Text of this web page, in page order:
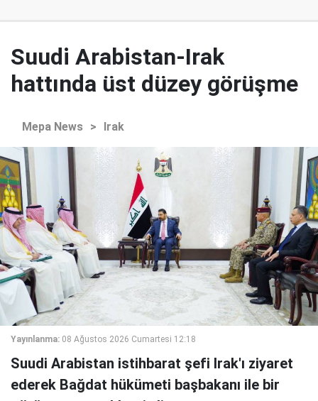
Suudi Arabistan-Irak
hattında üst düzey görüşme
Mepa News > Irak
Yayınlanma: 08 Ağustos 2026 Cumartesi 12:18
Suudi Arabistan istihbarat şefi Irak'ı ziyaret
ederek Bağdat hükümeti başbakanı ile bir